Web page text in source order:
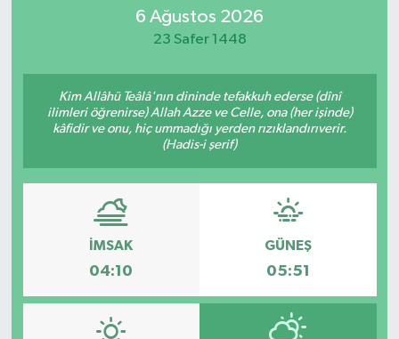
6 Ağustos 2026
23 Safer 1448
Kim Allâhü Teâlâ'nın dininde tefakkuh ederse (dînî
ilimleri öğrenirse) Allah Azze ve Celle, ona (her işinde)
kâfidir ve onu, hiç ummadığı yerden rızıklandırıverir.
(Hadis-i şerif)
İMSAK
04:10
GÜNEŞ
05:51